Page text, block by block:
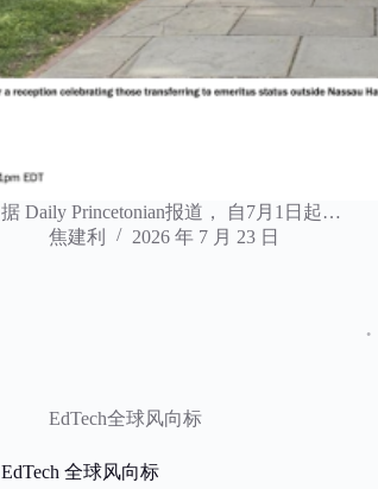
据 Daily Princetonian报道， 自7月1日起…
焦建利
2026 年 7 月 23 日
EdTech全球风向标
EdTech 全球风向标